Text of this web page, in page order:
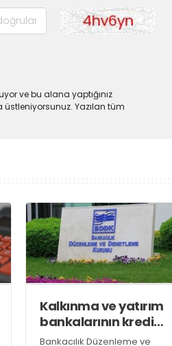
ve bu alana yaptığınız
Yazılan tüm
Kalkınma ve yatırım
bankalarının kredi
sınırlarında
Bankacılık Düzenleme ve